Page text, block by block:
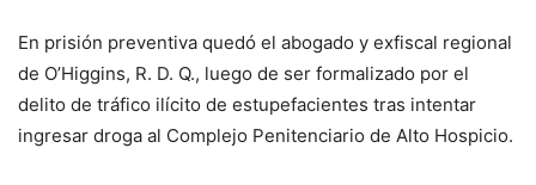
En prisión preventiva quedó el abogado y exfiscal regional
de O’Higgins, R. D. Q., luego de ser formalizado por el
delito de tráfico ilícito de estupefacientes tras intentar
ingresar droga al Complejo Penitenciario de Alto Hospicio.